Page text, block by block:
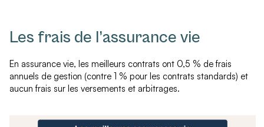
Les frais de l’assurance vie
En assurance vie, les meilleurs contrats ont 0,5 % de frais
annuels de gestion (contre 1 % pour les contrats standards) et
aucun frais sur les versements et arbitrages.